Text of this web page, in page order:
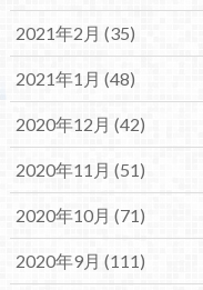
2021年2月 (35)
2021年1月 (48)
2020年12月 (42)
2020年11月 (51)
2020年10月 (71)
2020年9月 (111)